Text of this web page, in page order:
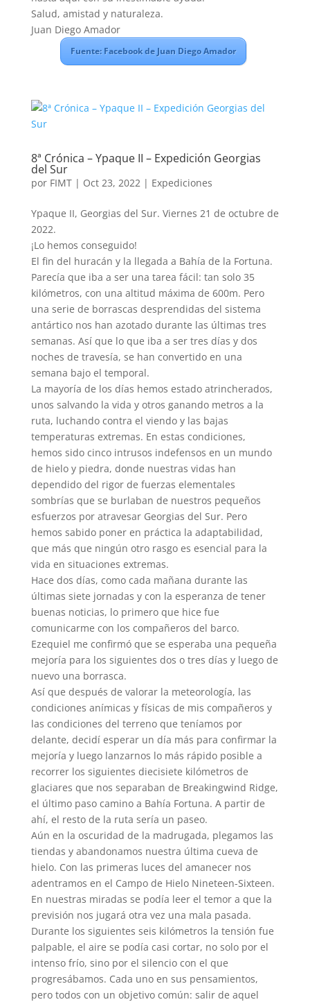
Salud, amistad y naturaleza.
Juan Diego Amador
Fuente: Facebook de Juan Diego Amador
8ª Crónica – Ypaque II – Expedición Georgias
del Sur
por FIMT| Oct 23, 2022| Expediciones
Ypaque II, Georgias del Sur. Viernes 21 de octubre de
2022.
¡Lo hemos conseguido!
El fin del huracán y la llegada a Bahía de la Fortuna.
Parecía que iba a ser una tarea fácil: tan solo 35
kilómetros, con una altitud máxima de 600m. Pero
una serie de borrascas desprendidas del sistema
antártico nos han azotado durante las últimas tres
semanas. Así que lo que iba a ser tres días y dos
noches de travesía, se han convertido en una
semana bajo el temporal.
La mayoría de los días hemos estado atrincherados,
unos salvando la vida y otros ganando metros a la
ruta, luchando contra el viendo y las bajas
temperaturas extremas. En estas condiciones,
hemos sido cinco intrusos indefensos en un mundo
de hielo y piedra, donde nuestras vidas han
dependido del rigor de fuerzas elementales
sombrías que se burlaban de nuestros pequeños
esfuerzos por atravesar Georgias del Sur. Pero
hemos sabido poner en práctica la adaptabilidad,
que más que ningún otro rasgo es esencial para la
vida en situaciones extremas.
Hace dos días, como cada mañana durante las
últimas siete jornadas y con la esperanza de tener
buenas noticias, lo primero que hice fue
comunicarme con los compañeros del barco.
Ezequiel me confirmó que se esperaba una pequeña
mejoría para los siguientes dos o tres días y luego de
nuevo una borrasca.
Así que después de valorar la meteorología, las
condiciones anímicas y físicas de mis compañeros y
las condiciones del terreno que teníamos por
delante, decidí esperar un día más para confirmar la
mejoría y luego lanzarnos lo más rápido posible a
recorrer los siguientes diecisiete kilómetros de
glaciares que nos separaban de Breakingwind Ridge,
el último paso camino a Bahía Fortuna. A partir de
ahí, el resto de la ruta sería un paseo.
Aún en la oscuridad de la madrugada, plegamos las
tiendas y abandonamos nuestra última cueva de
hielo. Con las primeras luces del amanecer nos
adentramos en el Campo de Hielo Nineteen-Sixteen.
En nuestras miradas se podía leer el temor a que la
previsión nos jugará otra vez una mala pasada.
Durante los siguientes seis kilómetros la tensión fue
palpable, el aire se podía casi cortar, no solo por el
intenso frío, sino por el silencio con el que
progresábamos. Cada uno en sus pensamientos,
pero todos con un objetivo común: salir de aquel